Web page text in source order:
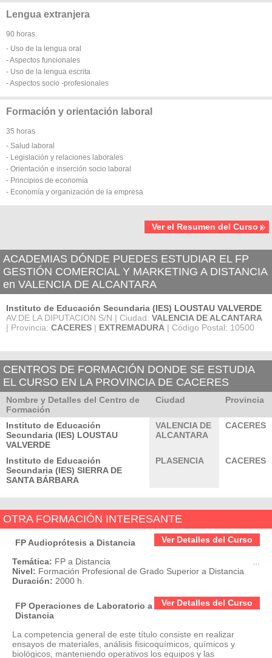
Lengua extranjera
90 horas
- Uso de la lengua oral
- Aspectos funcionales
- Uso de la lengua escrita
- Aspectos socio -profesionales
Formación y orientación laboral
35 horas
- Salud laboral
- Legislación y relaciones laborales
- Orientación e inserción socio laboral
- Principios de economía
- Economía y organización de la empresa
Ver el Resumen del Curso
ACADEMIAS DÓNDE PUEDES ESTUDIAR EL FP
GESTIÓN COMERCIAL Y MARKETING A DISTANCIA
en VALENCIA DE ALCANTARA
Instituto de Educación Secundaria (IES) LOUSTAU VALVERDE
AV.DE LA DIPUTACION S/N | Ciudad: VALENCIA DE ALCANTARA
| Provincia: CACERES | EXTREMADURA | Código Postal: 10500
CENTROS DE FORMACIÓN DONDE SE ESTUDIA
EL CURSO EN LA PROVINCIA DE CACERES
Nombre y Detalles del Centro de
Formación
Ciudad Provincia
Instituto de Educación
Secundaria (IES) LOUSTAU
VALVERDE
VALENCIA DE
ALCANTARA
CACERES
Instituto de Educación
Secundaria (IES) SIERRA DE
SANTA BÁRBARA
PLASENCIA CACERES
OTRA FORMACIÓN INTERESANTE
Ver Detalles del Curso
FP Audioprótesis a Distancia
Temática: FP a Distancia
Nivel: Formación Profesional de Grado Superior a Distancia
Duración: 2000 h.
Ver Detalles del Curso
FP Operaciones de Laboratorio a
Distancia
La competencia general de este título consiste en realizar
ensayos de materiales, análisis fisicoquímicos, químicos y
biológicos, manteniendo operativos los equipos y las